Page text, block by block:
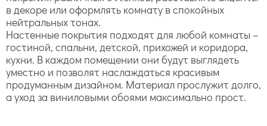
в декоре или оформлять комнату в спокойных
нейтральных тонах.
Настенные покрытия подходят для любой комнаты –
гостиной, спальни, детской, прихожей и коридора,
кухни. В каждом помещении они будут выглядеть
уместно и позволят наслаждаться красивым
продуманным дизайном. Материал прослужит долго,
а уход за виниловыми обоями максимально прост.